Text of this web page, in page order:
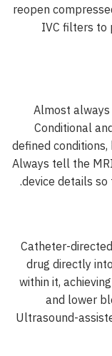
reopen
IVC filters to
Almost
Conditional
defined
Always tell the
device details so
Catheter-
drug directly
within it,
and lower
Ultrasound-